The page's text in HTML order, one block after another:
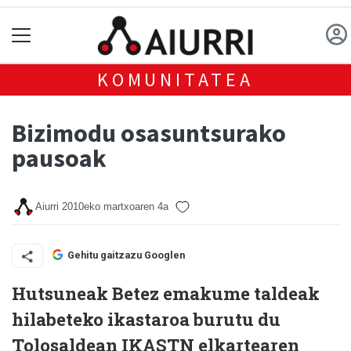
KOMUNITATEA
Bizimodu osasuntsurako
pausoak
Aiurri 2010eko martxoaren 4a
Gehitu gaitzazu Googlen
Hutsuneak Betez emakume taldeak
hilabeteko ikastaroa burutu du
Tolosaldean IKASTN elkartearen